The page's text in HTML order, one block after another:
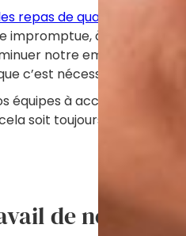
repas de qualité
avec des
impromptue, à nous faire
notre empreinte
c’est nécessaire.
équipes à accueillir les
soit toujours possible,
de nos